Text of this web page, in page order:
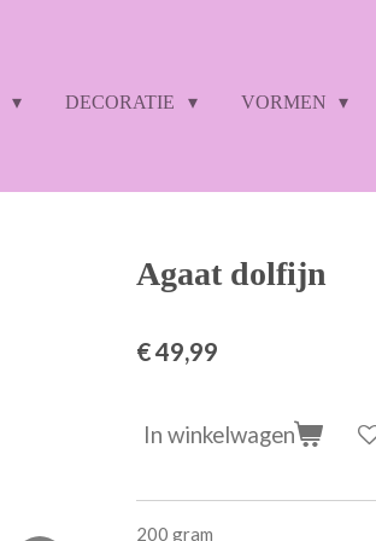
DECORATIE VORMEN
Agaat dolfijn
€ 49,99
In winkelwagen
200 gram